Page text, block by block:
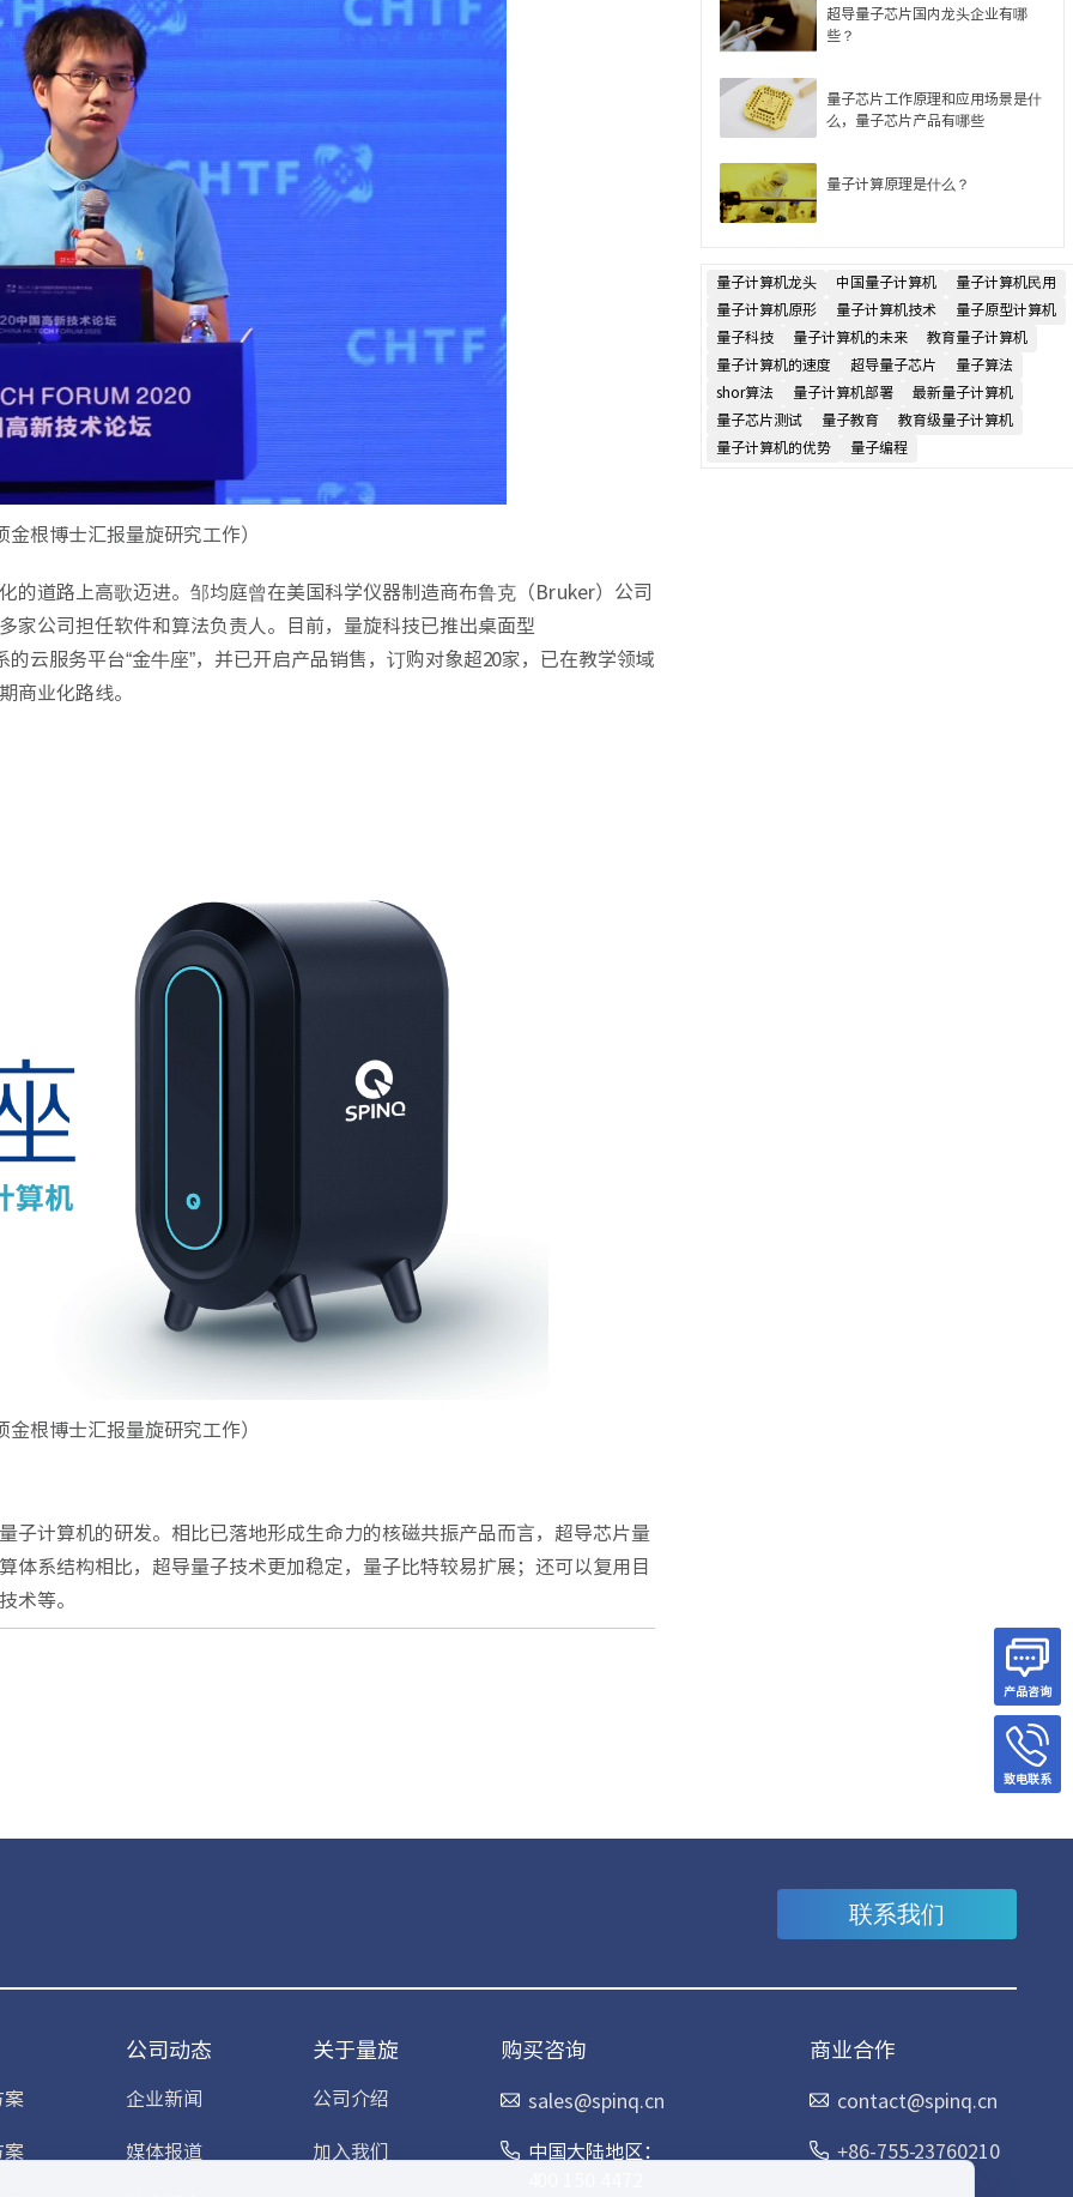
金根博士汇报量旋研究工作）
的道路上高歌迈进。邹均庭曾在美国科学仪器制造商布鲁克（Bruker）公司
家公司担任软件和算法负责人。目前，量旋科技已推出桌面型
的云服务平台“金牛座”，并已开启产品销售，订购对象超20家，已在教学领域
商业化路线。
金根博士汇报量旋研究工作）
子计算机的研发。相比已落地形成生命力的核磁共振产品而言，超导芯片量
系结构相比，超导量子技术更加稳定，量子比特较易扩展；还可以复用目
术等。
超导量子芯片国内龙头企业有哪
些？
量子芯片工作原理和应用场景是什
么，量子芯片产品有哪些
量子计算原理是什么？
量子计算机龙头 中国量子计算机
量子计算机民用
量子计算机原形
量子计算机技术
量子原型计算机
量子科技
量子计算机的未来
教育量子计算机
量子计算机的速度
超导量子芯片
量子算法
shor算法
量子计算机部署
最新量子计算机
量子芯片测试
量子教育
教育级量子计算机
量子计算机的优势
量子编程
产品咨询
致电联系
联系我们
公司动态
企业新闻
媒体报道
关于量旋
公司介绍
加入我们
购买咨询
sales@spinq.cn
中国大陆地区：
商业合作
contact@spinq.cn
+86-755-23760210